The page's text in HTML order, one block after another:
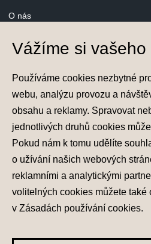
O nás
© Hyundai Motor
Infocentrum
Nastavení
Seznam
Vážíme si
Používáme cookies nezbytné
webu, analýzu provozu a
obsahu a reklamy. Spravovat
jednotlivých druhů cookies
Pokud nám k tomu udělíte
o užívání našich webových
reklamními a analytickými
volitelných cookies můžete také
v Zásadách používání cookies.